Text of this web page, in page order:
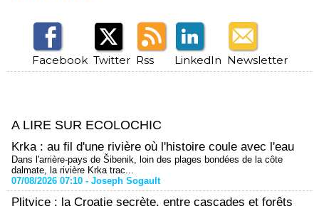
Facebook Twitter Rss LinkedIn Newsletter
A LIRE SUR ECOLOCHIC
Krka : au fil d'une rivière où l'histoire coule avec l'eau
Dans l'arrière-pays de Šibenik, loin des plages bondées de la côte
dalmate, la rivière Krka trac...
07/08/2026 07:10 - Joseph Sogault
Plitvice : la Croatie secrète, entre cascades et forêts